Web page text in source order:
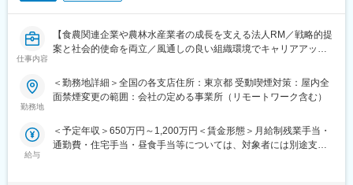
<プライベート・ウェルス・マネジメント>
上場・未上場を問わず事業法人やそのオーナー様など、富裕層の
に向け、さまざまなソリューションを提供する業務です。本業の
課題解決や複雑化するお客様のお悩みに対し、野村グループ内外
・担当顧客
純資産30億円以上の事業法人、またそのオーナー様一族
仕事内容
【食農関連企業や農林水産業者の成長を支える法人RM／戦略的提
案と社会的使命を両立／風通しの良い組織環境でキャリアアップ
■業務概要
当社の食農法人営業本部にて、法人営業のリレーションシップマ
に多様な金融サービスを提供いただきます。グループ会社との連
携やDXを活用した新規ビジネス創出を推進し、顧客の経営課題解
勤務地
＜勤務地詳細＞全国の各支店住所：東京都 受動喫煙対策：屋内全
面禁煙変更の範囲：会社の定める事業所（リモートワーク含む）
給与
＜予定年収＞650万円～1,200万円＜賃金形態＞月給制残業手当・
通勤費・住宅手当・昼食手当等については、対象者には別途支給